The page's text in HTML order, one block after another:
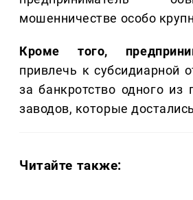
мошенничестве особо
Кроме того,
привлечь к субсидиарной
за банкротство одного из
заводов, которые
Читайте также: